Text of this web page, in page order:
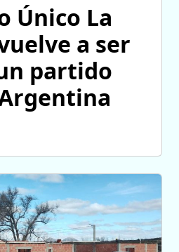
Único La
a ser
partido